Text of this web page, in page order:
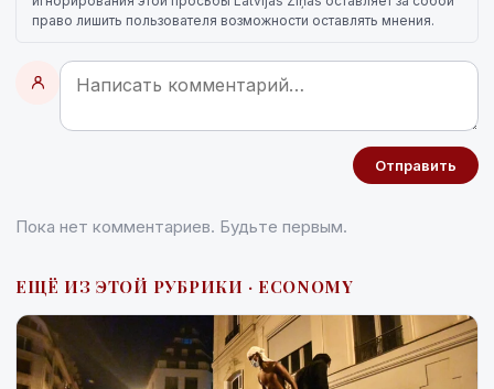
право лишить пользователя возможности оставлять мнения.
Отправить
Пока нет комментариев. Будьте первым.
ЕЩЁ ИЗ ЭТОЙ РУБРИКИ · ECONOMY